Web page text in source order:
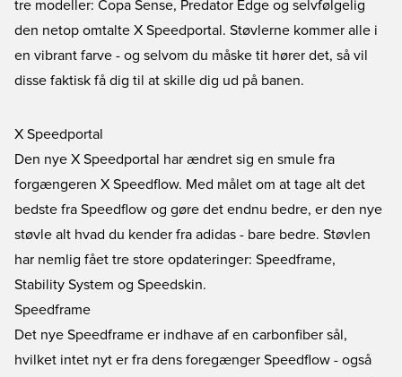
tre modeller: Copa Sense, Predator Edge og selvfølgelig
den netop omtalte X Speedportal. Støvlerne kommer alle i
en vibrant farve - og selvom du måske tit hører det, så vil
disse faktisk få dig til at skille dig ud på banen.
X Speedportal
Den nye X Speedportal har ændret sig en smule fra
forgængeren X Speedflow. Med målet om at tage alt det
bedste fra Speedflow og gøre det endnu bedre, er den nye
støvle alt hvad du kender fra adidas - bare bedre. Støvlen
har nemlig fået tre store opdateringer: Speedframe,
Stability System og Speedskin.
Speedframe
Det nye Speedframe er indhave af en carbonfiber sål,
hvilket intet nyt er fra dens foregænger Speedflow - også